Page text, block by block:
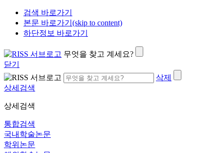
검색 바로가기
본문 바로가기(skip to content)
하단정보 바로가기
무엇을 찾고 계세요?
닫기
삭제
상세검색
상세검색
통합검색
국내학술논문
학위논문